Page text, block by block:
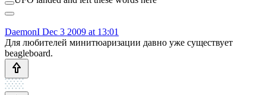
DaemonI Dec 3 2009 at 13:01
Для любителей минитюаризации давно уже существует
beagleboard.